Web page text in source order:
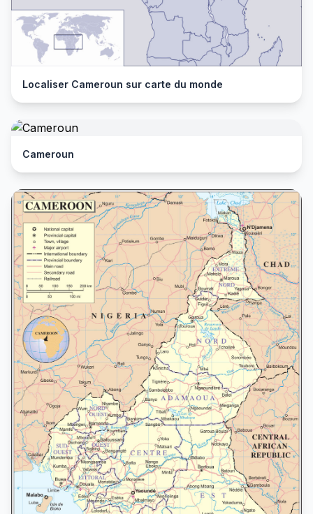
Localiser Cameroun sur carte du monde
Cameroun